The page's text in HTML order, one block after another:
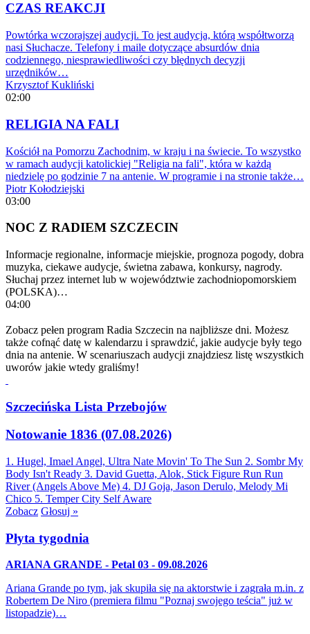
CZAS REAKCJI
Powtórka wczorajszej audycji. To jest audycja, którą współtworzą
nasi Słuchacze. Telefony i maile dotyczące absurdów dnia
codziennego, niesprawiedliwości czy błędnych decyzji
urzędników…
Krzysztof Kukliński
02:00
RELIGIA NA FALI
Kościół na Pomorzu Zachodnim, w kraju i na świecie. To wszystko
w ramach audycji katolickiej "Religia na fali", która w każdą
niedzielę po godzinie 7 na antenie. W programie i na stronie także…
Piotr Kołodziejski
03:00
NOC Z RADIEM SZCZECIN
Informacje regionalne, informacje miejskie, prognoza pogody, dobra
muzyka, ciekawe audycje, świetna zabawa, konkursy, nagrody.
Słuchaj przez internet lub w województwie zachodniopomorskiem
(POLSKA)…
04:00
Zobacz pełen program Radia Szczecin na najbliższe dni. Możesz
także cofnąć datę w kalendarzu i sprawdzić, jakie audycje były tego
dnia na antenie. W scenariuszach audycji znajdziesz listę wszystkich
uworów jakie wtedy graliśmy!
Szczecińska Lista Przebojów
Notowanie 1836 (07.08.2026)
1. Hugel, Imael Angel, Ultra Nate Movin' To The Sun 2. Sombr My
Body Isn't Ready 3. David Guetta, Alok, Stick Figure Run Run
River (Angels Above Me) 4. DJ Goja, Jason Derulo, Melody Mi
Chico 5. Temper City Self Aware
Zobacz Głosuj »
Płyta tygodnia
ARIANA GRANDE - Petal 03 - 09.08.2026
Ariana Grande po tym, jak skupiła się na aktorstwie i zagrała m.in. z
Robertem De Niro (premiera filmu "Poznaj swojego teścia" już w
listopadzie)…